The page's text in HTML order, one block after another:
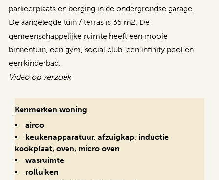
parkeerplaats en berging in de ondergrondse garage.
De aangelegde tuin / terras is 35 m2. De
gemeenschappelijke ruimte heeft een mooie
binnentuin, een gym, social club, een infinity pool en
een kinderbad.
Video op verzoek
Kenmerken woning
airco
keukenapparatuur, afzuigkap, inductie
kookplaat, oven, micro oven
wasruimte
rolluiken